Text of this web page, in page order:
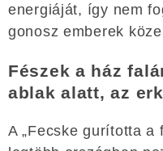
energiáját, így nem
gonosz emberek
Fészek a ház
ablak alatt, az
A „Fecske gurította a